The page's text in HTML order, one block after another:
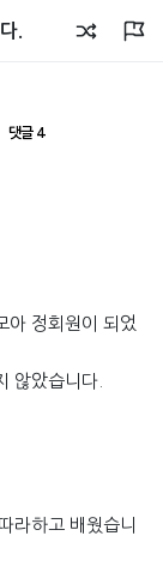
.
댓글 4
아 정회원이 되었
않았습니다.
라하고 배웠습니